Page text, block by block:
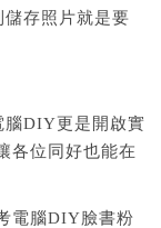
存照片就是要
腦DIY更是開啟實
各位同好也能在
電腦DIY臉書粉